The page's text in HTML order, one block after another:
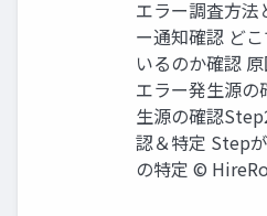
エラー調査方法
ー通知確認 ど
いるのか確認
エラー発生源
生源の確認
認＆特定 Step
の特定 ©